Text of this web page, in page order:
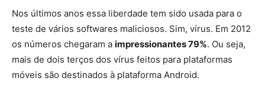
Nos últimos anos essa liberdade tem sido usada para o
teste de vários softwares maliciosos. Sim, vírus. Em 2012
os números chegaram a impressionantes 79%. Ou seja,
mais de dois terços dos vírus feitos para plataformas
móveis são destinados à plataforma Android.